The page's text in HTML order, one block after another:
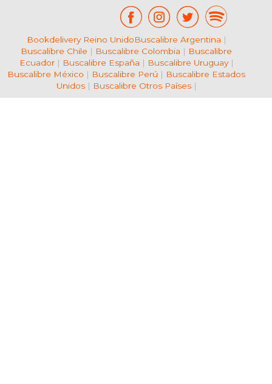
Bookdelivery Reino UnidoBuscalibre Argentina |
Buscalibre Chile | Buscalibre Colombia | Buscalibre
Ecuador| Buscalibre España | Buscalibre Uruguay|
Buscalibre México | Buscalibre Perú | Buscalibre Estados
Unidos| Buscalibre Otros Países|